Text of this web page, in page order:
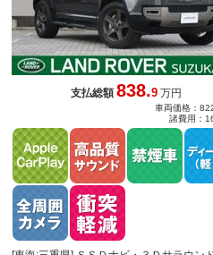
支払総額838.9 万円
車両価格：
諸費用：